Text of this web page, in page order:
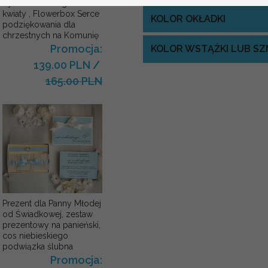
kwiaty , Flowerbox Serce
podziękowania dla
chrzestnych na Komunię
Promocja:
139.00 PLN /
165.00 PLN
Prezent dla Panny Młodej
od Świadkowej, zestaw
prezentowy na panieński,
cos niebieskiego
podwiązka ślubna
Promocja:
KOLOR OKŁADKI
KOLOR WSTĄŻKI LUB